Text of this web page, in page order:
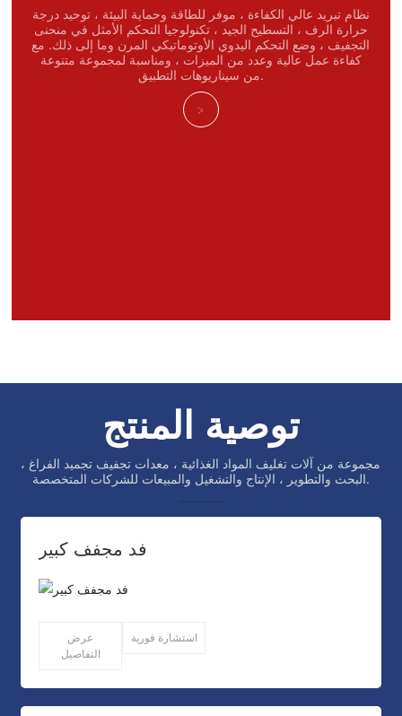
نظام تبريد عالي الكفاءة ، موفر للطاقة وحماية البيئة ، توحيد درجة
حرارة الرف ، التسطيح الجيد ، تكنولوجيا التحكم الأمثل في منحنى
التجفيف ، وضع التحكم اليدوي الأوتوماتيكي المرن وما إلى ذلك. مع
كفاءة عمل عالية وعدد من الميزات ، ومناسبة لمجموعة متنوعة
من سيناريوهات التطبيق.
>
توصية المنتج
مجموعة من آلات تغليف المواد الغذائية ، معدات تجفيف تجميد الفراغ ،
البحث والتطوير ، الإنتاج والتشغيل والمبيعات للشركات المتخصصة.
فد مجفف كبير
عرض
التفاصيل
استشارة فورية